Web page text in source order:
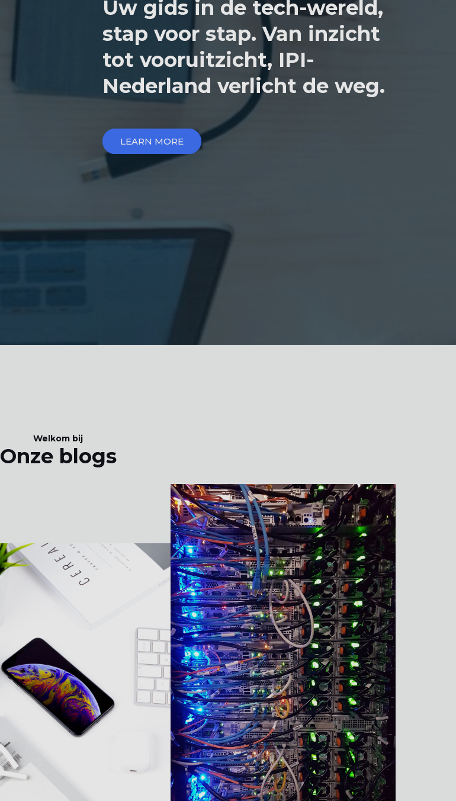
Uw gids in de tech-wereld,
stap voor stap. Van inzicht
tot vooruitzicht, IPI-
Nederland verlicht de weg.
LEARN MORE
Welkom bij
Onze blogs